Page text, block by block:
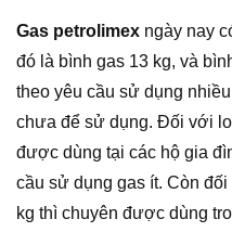
Gas petrolimex ngày nay
đó là bình gas 13 kg, và
theo yêu cầu sử dụng
chưa để sử dụng. Đối với
được dùng tại các hộ gia
cầu sử dụng gas ít. Còn
kg thì chuyên được dùng